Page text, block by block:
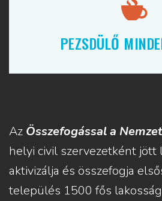
PEZSDÜLŐ
Az Összefogással a
helyi civil szervezetként jött
aktivizálja és összefogja
település 1500 fős